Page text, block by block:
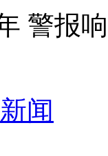
标
警报
闻